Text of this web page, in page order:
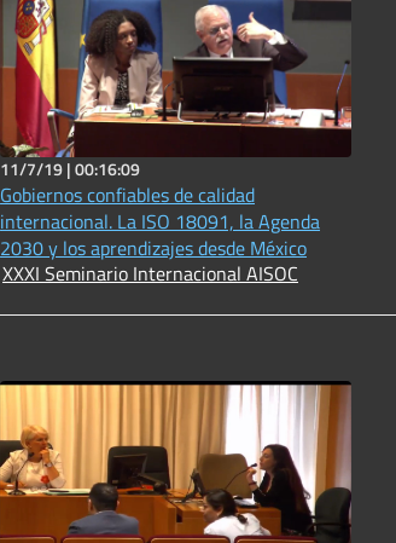
11/7/19 |00:16:09
Gobiernos confiables de calidad
internacional. La ISO 18091, la Agenda
2030 y los aprendizajes desde México
XXXI Seminario Internacional AISOC